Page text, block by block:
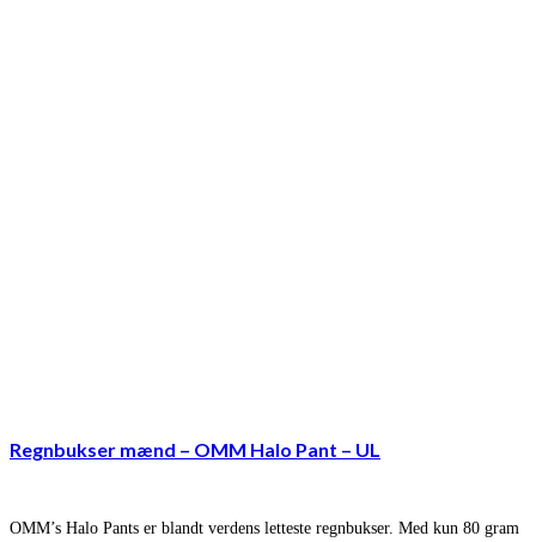
Regnbukser mænd – OMM Halo Pant – UL
OMM’s Halo Pants er blandt verdens letteste regnbukser. Med kun 80 gram